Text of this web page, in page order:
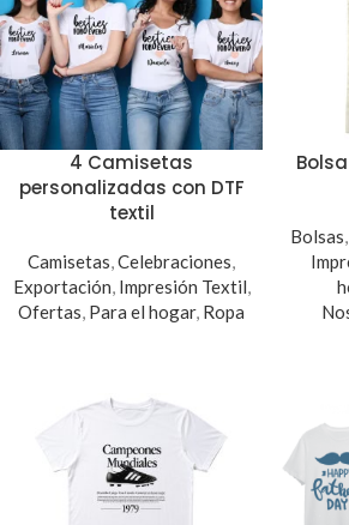
4 Camisetas
personalizadas con DTF
textil
Camisetas,Celebraciones,
Exportación, Impresión Textil,
Ofertas, Para el hogar, Ropa
Bolsas,